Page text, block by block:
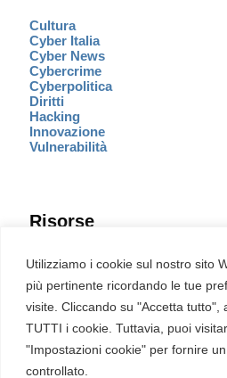
Utilizziamo i cookie sul nostro sito
più pertinente ricordando le tue
visite. Cliccando su "Accetta tutto",
TUTTI i cookie. Tuttavia, puoi
"Impostazioni cookie" per fornire
controllato.
Cultura
Cyber Italia
Cyber News
Cybercrime
Cyberpolitica
Diritti
Hacking
Innovazione
Vulnerabilità
Risorse
Eventi
Fumetto Cyber
Newsletter
Servizi
Pubblicità
English
Ultime CVE critiche